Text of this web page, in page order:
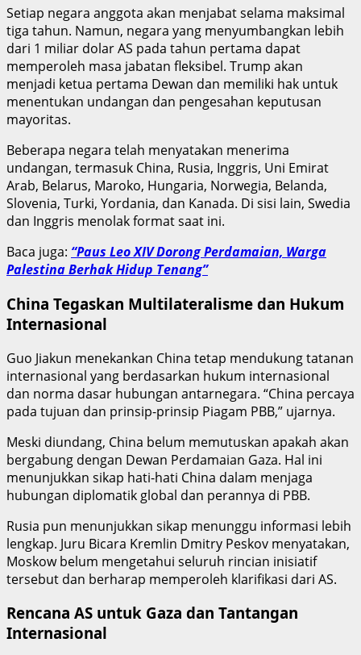
Setiap negara anggota akan menjabat selama maksimal
tiga tahun. Namun, negara yang menyumbangkan lebih
dari 1 miliar dolar AS pada tahun pertama dapat
memperoleh masa jabatan fleksibel. Trump akan
menjadi ketua pertama Dewan dan memiliki hak untuk
menentukan undangan dan pengesahan keputusan
mayoritas.
Beberapa negara telah menyatakan menerima
undangan, termasuk China, Rusia, Inggris, Uni Emirat
Arab, Belarus, Maroko, Hungaria, Norwegia, Belanda,
Slovenia, Turki, Yordania, dan Kanada. Di sisi lain, Swedia
dan Inggris menolak format saat ini.
Baca juga: “Paus Leo XIV Dorong Perdamaian, Warga
Palestina Berhak Hidup Tenang”
China Tegaskan Multilateralisme dan Hukum
Internasional
Guo Jiakun menekankan China tetap mendukung tatanan
internasional yang berdasarkan hukum internasional
dan norma dasar hubungan antarnegara. “China percaya
pada tujuan dan prinsip-prinsip Piagam PBB,” ujarnya.
Meski diundang, China belum memutuskan apakah akan
bergabung dengan Dewan Perdamaian Gaza. Hal ini
menunjukkan sikap hati-hati China dalam menjaga
hubungan diplomatik global dan perannya di PBB.
Rusia pun menunjukkan sikap menunggu informasi lebih
lengkap. Juru Bicara Kremlin Dmitry Peskov menyatakan,
Moskow belum mengetahui seluruh rincian inisiatif
tersebut dan berharap memperoleh klarifikasi dari AS.
Rencana AS untuk Gaza dan Tantangan
Internasional